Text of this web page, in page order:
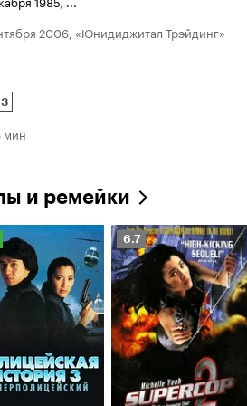
2006, «Юнидиджитал Трэйдинг»
мин
и ремейки
Рейтинг
Кинопоиска
6.7
6.7